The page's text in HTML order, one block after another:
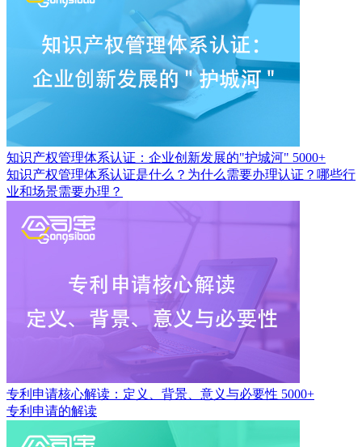
知识产权管理体系认证：企业创新发展的"护城河" 5000+
知识产权管理体系认证是什么？为什么需要办理认证？哪些行
业和场景需要办理？
专利申请核心解读：定义、背景、意义与必要性 5000+
专利申请的解读